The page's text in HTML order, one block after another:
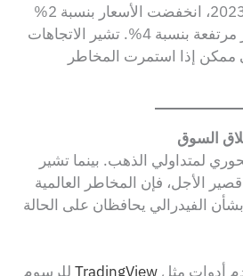
سبيل المثال، في فبراير 2023، انخفضت الأسعار بنسبة 2%
مبكرًا لكنها أغلقت الشهر مرتفعة بنسبة 4%. تشير الاتجاهات
ممكن إذا استمرت المخاطر
السوق
هو يوم محوري لمتداولي الذهب. بينما تشير
الأجل، فإن المخاطر العالمية
الفيدرالي يحافظان على الحالة
أدوات مثلTradingView للرسوم